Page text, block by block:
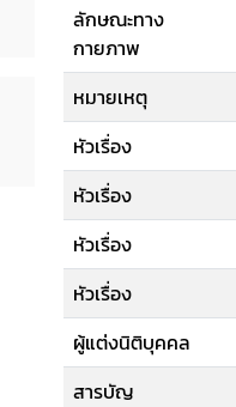
ลักษณะทาง
กายภาพ
หมายเหตุ
หัวเรื่อง
หัวเรื่อง
หัวเรื่อง
หัวเรื่อง
ผู้แต่งนิติบุคคล
สารบัญ